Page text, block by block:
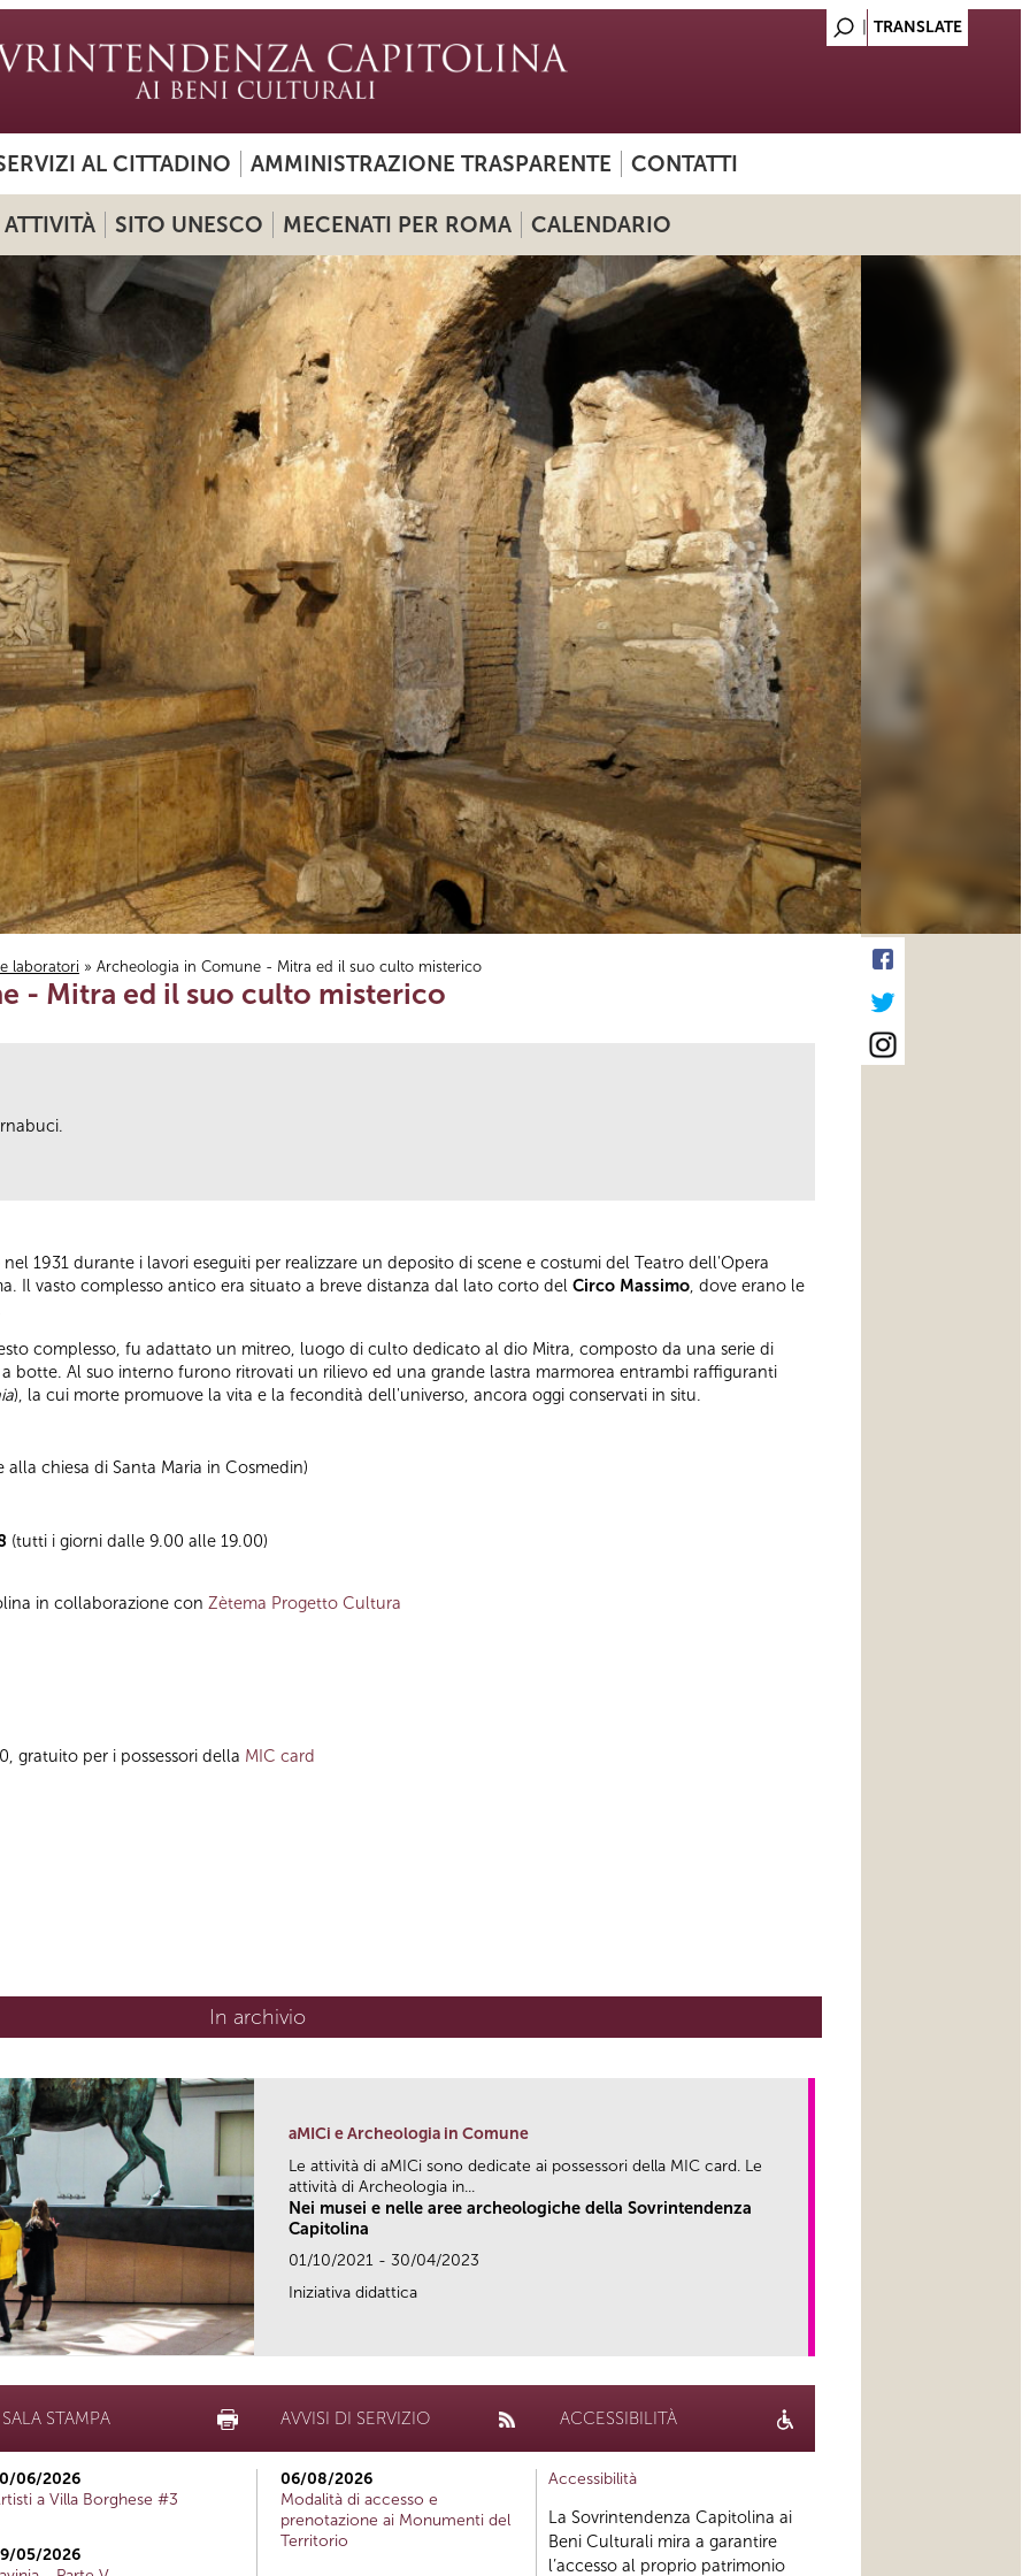
AL CITTADINO AMMINISTRAZIONE TRASPARENTE CONTATTI
ATTIVITÀ SITO UNESCO MECENATI PER ROMA CALENDARIO
laboratori » Archeologia in Comune - Mitra ed il suo culto misterico
- Mitra ed il suo culto misterico
1931 durante i lavori eseguiti per realizzare un deposito di scene e costumi del Teatro dell'Opera
Il vasto complesso antico era situato a breve distanza dal lato corto del Circo Massimo, dove erano le
complesso, fu adattato un mitreo, luogo di culto dedicato al dio Mitra, composto da una serie di
botte. Al suo interno furono ritrovati un rilievo ed una grande lastra marmorea entrambi raffiguranti
), la cui morte promuove la vita e la fecondità dell'universo, ancora oggi conservati in situ.
chiesa di Santa Maria in Cosmedin)
(tutti i giorni dalle 9.00 alle 19.00)
in collaborazione con Zètema Progetto Cultura
gratuito per i possessori della MIC card
In archivio
aMICi e Archeologia in Comune
Le attività di aMICi sono dedicate ai possessori della MIC card. Le
attività di Archeologia in...
Nei musei e nelle aree archeologiche della Sovrintendenza
Capitolina
01/10/2021 - 30/04/2023
Iniziativa didattica
SALA STAMPA
06/2026
a Villa Borghese #3
05/2026
AVVISI DI SERVIZIO
06/08/2026
Modalità di accesso e
prenotazione ai Monumenti del
Territorio
ACCESSIBILITÀ
Accessibilità
La Sovrintendenza Capitolina ai
Beni Culturali mira a garantire
l’accesso al proprio patrimonio